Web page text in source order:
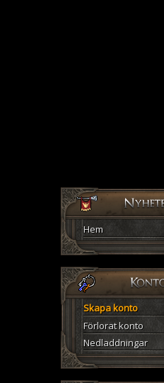
Hem
Skapa konto
Förlorat konto
Nedladdningar